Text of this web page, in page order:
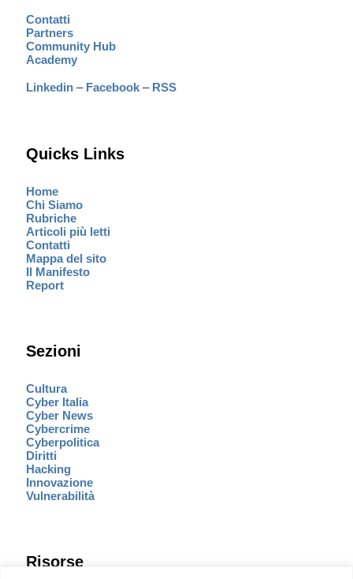
Contatti
Partners
Community Hub
Academy
Linkedin – Facebook – RSS
Quicks Links
Home
Chi Siamo
Rubriche
Articoli più letti
Contatti
Mappa del sito
Il Manifesto
Report
Sezioni
Cultura
Cyber Italia
Cyber News
Cybercrime
Cyberpolitica
Diritti
Hacking
Innovazione
Vulnerabilità
Risorse